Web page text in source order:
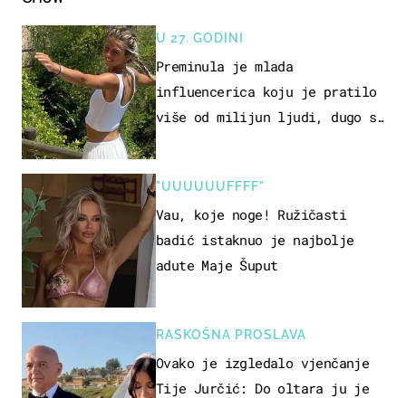
U 27. GODINI
Preminula je mlada
influencerica koju je pratilo
više od milijun ljudi, dugo se
"UUUUUUFFFF"
Vau, koje noge! Ružičasti
badić istaknuo je najbolje
adute Maje Šuput
RASKOŠNA PROSLAVA
Ovako je izgledalo vjenčanje
Tije Jurčić: Do oltara ju je